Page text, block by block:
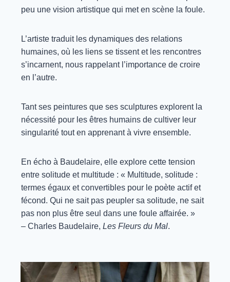
peu une vision artistique qui met en scène la foule.
L’artiste traduit les dynamiques des relations
humaines, où les liens se tissent et les rencontres
s’incarnent, nous rappelant l’importance de croire
en l’autre.
Tant ses peintures que ses sculptures explorent la
nécessité pour les êtres humains de cultiver leur
singularité tout en apprenant à vivre ensemble.
En écho à Baudelaire, elle explore cette tension
entre solitude et multitude : « Multitude, solitude :
termes égaux et convertibles pour le poète actif et
fécond. Qui ne sait pas peupler sa solitude, ne sait
pas non plus être seul dans une foule affairée. »
– Charles Baudelaire, Les Fleurs du Mal.